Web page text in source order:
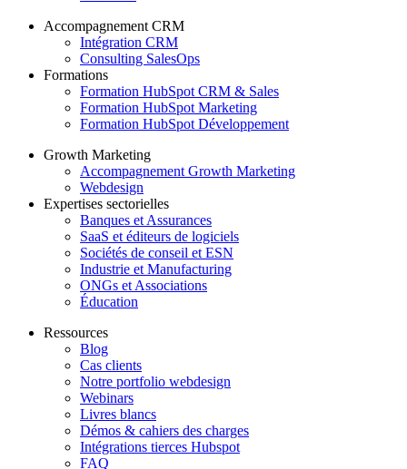
Accompagnement CRM
Intégration CRM
Consulting SalesOps
Formations
Formation HubSpot CRM & Sales
Formation HubSpot Marketing
Formation HubSpot Développement
Growth Marketing
Accompagnement Growth Marketing
Webdesign
Expertises sectorielles
Banques et Assurances
SaaS et éditeurs de logiciels
Sociétés de conseil et ESN
Industrie et Manufacturing
ONGs et Associations
Éducation
Ressources
Blog
Cas clients
Notre portfolio webdesign
Webinars
Livres blancs
Démos & cahiers des charges
Intégrations tierces Hubspot
FAQ